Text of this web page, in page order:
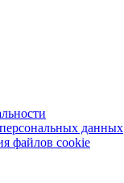
данных
файлов сookie